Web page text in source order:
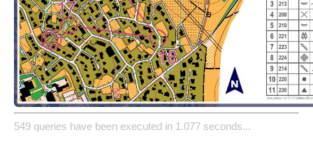
549 queries have been executed in 1.077 seconds...